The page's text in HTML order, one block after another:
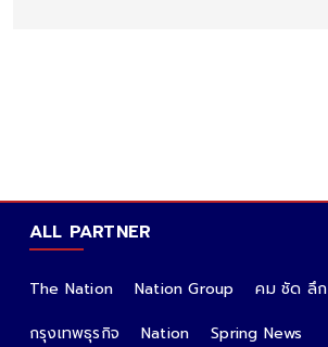
ALL PARTNER
The Nation Nation Group
คม ชัด ลึก
กรุงเทพธุรกิจ
Nation
Spring News